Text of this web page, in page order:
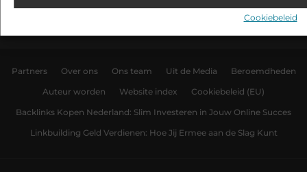
Cookiebeleid
het moment.
Partners Over ons Ons team Uit de Media Beroemdheden
Auteur worden Website index Cookiebeleid (EU)
Backlinks Kopen Nederland: Slim Investeren in Jouw Online Succes
Linkbuilding Geld Verdienen: Hoe Jij Ermee aan de Slag Kunt